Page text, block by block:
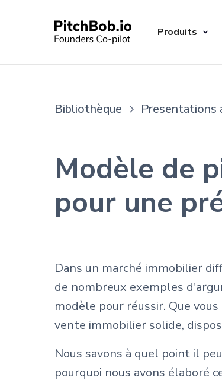
Produits
Bibliothèque Presentations
Modèle de
pour une
Dans un marché immobilier
de nombreux exemples
modèle pour réussir. Que
vente immobilier solide,
Nous savons à quel point il
pourquoi nous avons élaboré